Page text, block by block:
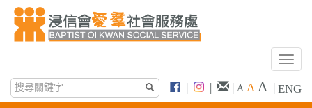
T
g
| | | A A A | ENG